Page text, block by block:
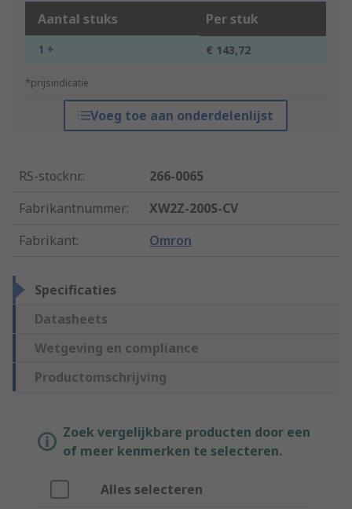
Aantal stuks Per stuk
1 + € 143,72
*prijsindicatie
Voeg toe aan onderdelenlijst
RS-stocknr.:
266-0065
Fabrikantnummer:
XW2Z-200S-CV
Fabrikant: Omron
Specificaties
Datasheets
Wetgeving en compliance
Productomschrijving
Zoek vergelijkbare producten door een
of meer kenmerken te selecteren.
Alles selecteren